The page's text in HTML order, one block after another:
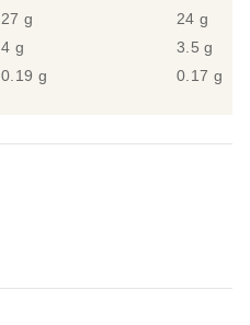
27 g
24 g
4 g
3.5 g
0.19 g 0.17 g